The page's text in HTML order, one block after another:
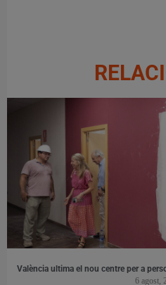
València ultima el nou centre per a
6 agost,